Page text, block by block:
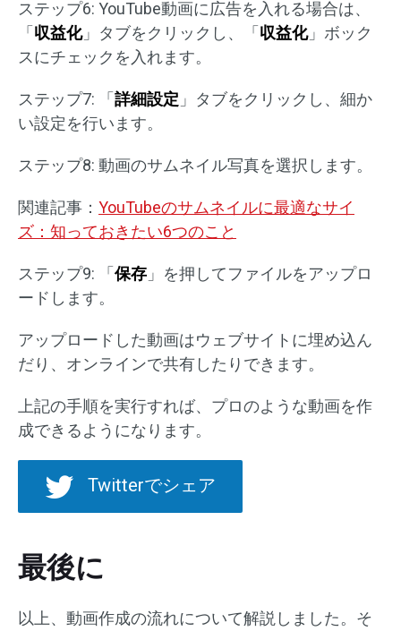
ステップ6: YouTube動画に広告を入れる場合は、
「 収益化」タブをクリックし、「 収益化」ボック
スにチェックを入れます。
ステップ7: 「 詳細設定 」タブをクリックし、細か
い設定を行います。
ステップ8: 動画のサムネイル写真を選択します。
関連記事： YouTubeのサムネイルに最適なサイ
ズ：知っておきたい6つのこと
ステップ9: 「 保存 」を押してファイルをアップロ
ードします。
アップロードした動画はウェブサイトに埋め込ん
だり、オンラインで共有したりできます。
上記の手順を実行すれば、プロのような動画を作
成できるようになります。
Twitterでシェア
最後に
以上、動画作成の流れについて解説しました。そ